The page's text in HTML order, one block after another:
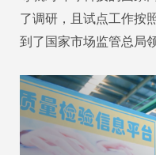
了调研，且试点工作按
到了国家市场监管总局